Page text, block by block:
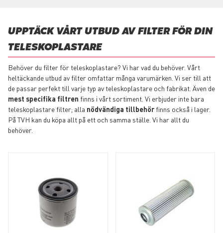
UPPTÄCK VÅRT UTBUD AV FILTER FÖR DIN
TELESKOPLASTARE
Behöver du filter för teleskoplastare? Vi har vad du behöver. Vårt
heltäckande utbud av filter omfattar många varumärken. Vi ser till att
de passar perfekt till varje typ av teleskoplastare och fabrikat. Även de
mest specifika filtren finns i vårt sortiment. Vi erbjuder inte bara
teleskoplastare filter; alla nödvändiga tillbehör finns också i lager.
På TVH kan du köpa allt på ett och samma ställe. Vi har allt du
behöver.